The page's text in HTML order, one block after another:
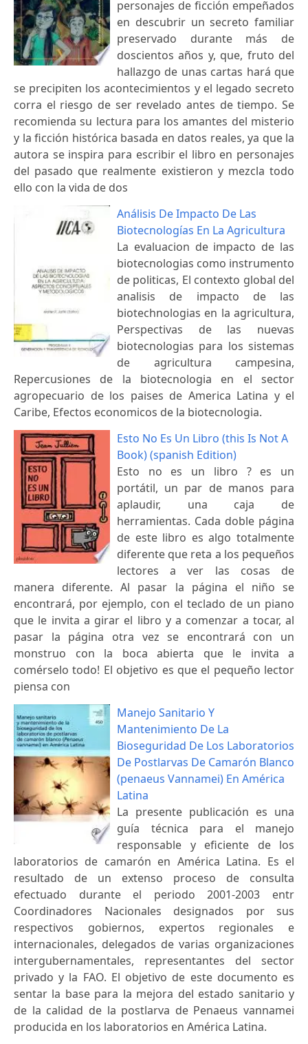
personajes de ficción empeñados
en descubrir un secreto familiar
preservado durante más de
doscientos años y, que, fruto del
hallazgo de unas cartas hará que
se precipiten los acontecimientos y el legado secreto
corra el riesgo de ser revelado antes de tiempo. Se
recomienda su lectura para los amantes del misterio
y la ficción histórica basada en datos reales, ya que la
autora se inspira para escribir el libro en personajes
del pasado que realmente existieron y mezcla todo
ello con la vida de dos
Análisis De Impacto De Las
Biotecnologías En La Agricultura
La evaluacion de impacto de las
biotecnologias como instrumento
de politicas, El contexto global del
analisis de impacto de las
biotechnologias en la agricultura,
Perspectivas de las nuevas
biotecnologias para los sistemas
de agricultura campesina,
Repercusiones de la biotecnologia en el sector
agropecuario de los paises de America Latina y el
Caribe, Efectos economicos de la biotecnologia.
Esto No Es Un Libro (this Is Not A
Book) (spanish Edition)
Esto no es un libro ? es un
portátil, un par de manos para
aplaudir, una caja de
herramientas. Cada doble página
de este libro es algo totalmente
diferente que reta a los pequeños
lectores a ver las cosas de
manera diferente. Al pasar la página el niño se
encontrará, por ejemplo, con el teclado de un piano
que le invita a girar el libro y a comenzar a tocar, al
pasar la página otra vez se encontrará con un
monstruo con la boca abierta que le invita a
comérselo todo! El objetivo es que el pequeño lector
piensa con
Manejo Sanitario Y
Mantenimiento De La
Bioseguridad De Los Laboratorios
De Postlarvas De Camarón Blanco
(penaeus Vannamei) En América
Latina
La presente publicación es una
guía técnica para el manejo
responsable y eficiente de los
laboratorios de camarón en América Latina. Es el
resultado de un extenso proceso de consulta
efectuado durante el periodo 2001-2003 entr
Coordinadores Nacionales designados por sus
respectivos gobiernos, expertos regionales e
internacionales, delegados de varias organizaciones
intergubernamentales, representantes del sector
privado y la FAO. El objetivo de este documento es
sentar la base para la mejora del estado sanitario y
de la calidad de la postlarva de Penaeus vannamei
producida en los laboratorios en América Latina.